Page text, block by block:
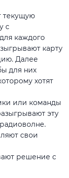
текущую
с
каждого
карту
Далее
для них
хотят
или команды
эту
свои
решение с